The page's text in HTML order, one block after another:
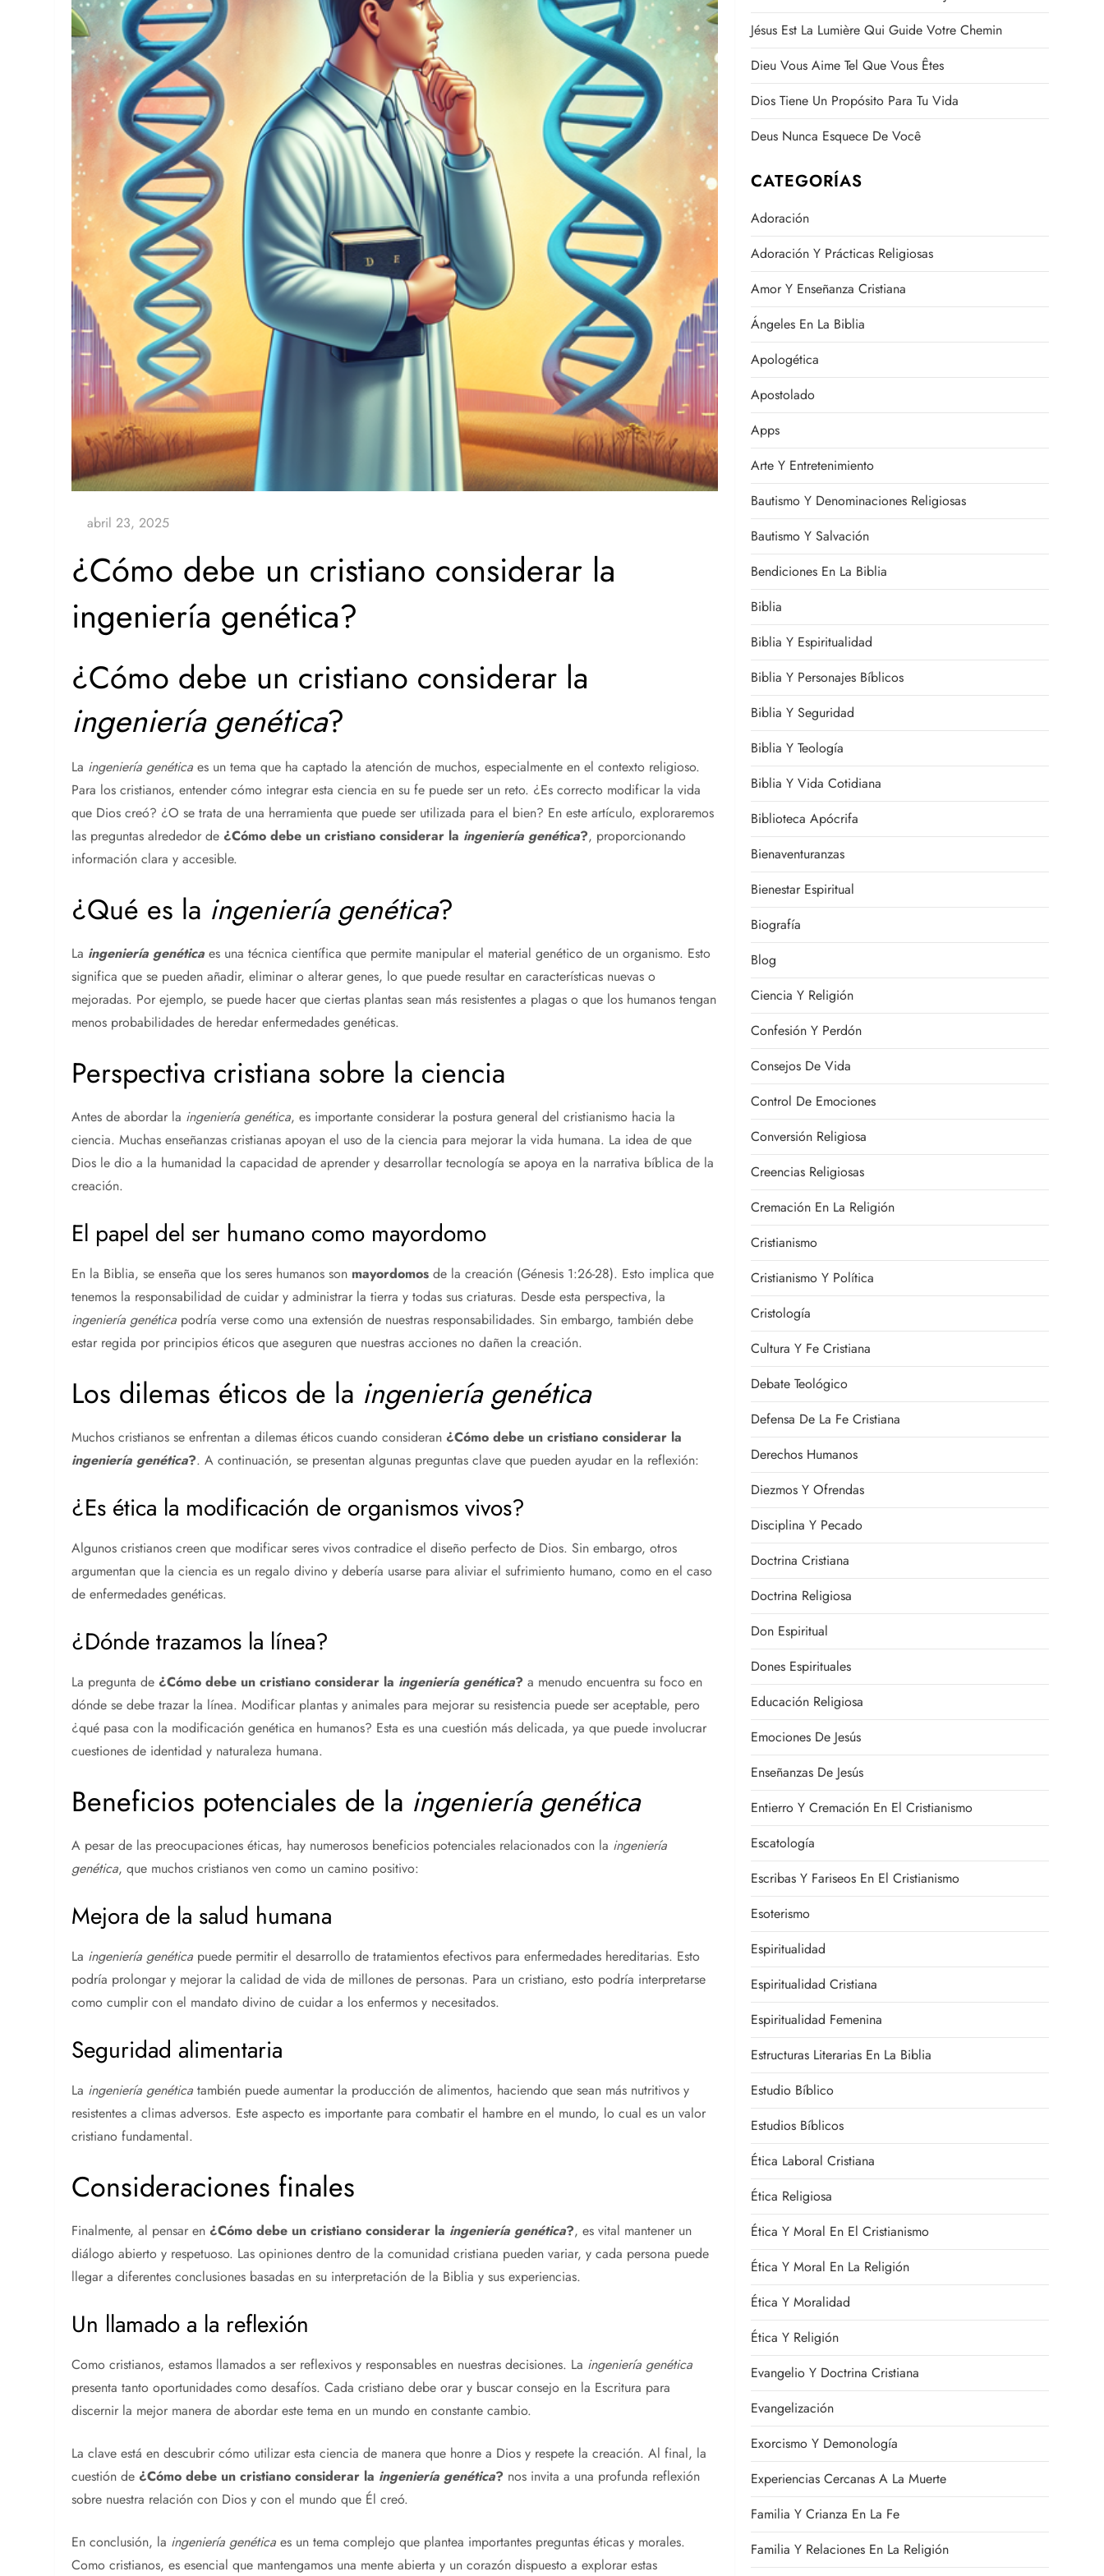
¿Cómo debe un cristiano considerar la
ingeniería genética?
¿Cómo debe un cristiano considerar la
ingeniería genética?
La ingeniería genética es un tema que ha captado la atención de muchos, especialmente en el contexto religioso.
Para los cristianos, entender cómo integrar esta ciencia en su fe puede ser un reto. ¿Es correcto modificar la vida
que Dios creó? ¿O se trata de una herramienta que puede ser utilizada para el bien? En este artículo, exploraremos
las preguntas alrededor de ¿Cómo debe un cristiano considerar la ingeniería genética?, proporcionando
información clara y accesible.
¿Qué es la ingeniería genética?
La ingeniería genética es una técnica científica que permite manipular el material genético de un organismo. Esto
significa que se pueden añadir, eliminar o alterar genes, lo que puede resultar en características nuevas o
mejoradas. Por ejemplo, se puede hacer que ciertas plantas sean más resistentes a plagas o que los humanos tengan
menos probabilidades de heredar enfermedades genéticas.
Perspectiva cristiana sobre la ciencia
Antes de abordar la ingeniería genética, es importante considerar la postura general del cristianismo hacia la
ciencia. Muchas enseñanzas cristianas apoyan el uso de la ciencia para mejorar la vida humana. La idea de que
Dios le dio a la humanidad la capacidad de aprender y desarrollar tecnología se apoya en la narrativa bíblica de la
creación.
El papel del ser humano como mayordomo
En la Biblia, se enseña que los seres humanos son mayordomos de la creación (Génesis 1:26-28). Esto implica que
tenemos la responsabilidad de cuidar y administrar la tierra y todas sus criaturas. Desde esta perspectiva, la
ingeniería genética podría verse como una extensión de nuestras responsabilidades. Sin embargo, también debe
estar regida por principios éticos que aseguren que nuestras acciones no dañen la creación.
Los dilemas éticos de la ingeniería genética
Muchos cristianos se enfrentan a dilemas éticos cuando consideran ¿Cómo debe un cristiano considerar la
ingeniería genética?. A continuación, se presentan algunas preguntas clave que pueden ayudar en la reflexión:
¿Es ética la modificación de organismos vivos?
Algunos cristianos creen que modificar seres vivos contradice el diseño perfecto de Dios. Sin embargo, otros
argumentan que la ciencia es un regalo divino y debería usarse para aliviar el sufrimiento humano, como en el caso
de enfermedades genéticas.
¿Dónde trazamos la línea?
La pregunta de ¿Cómo debe un cristiano considerar la ingeniería genética? a menudo encuentra su foco en
dónde se debe trazar la línea. Modificar plantas y animales para mejorar su resistencia puede ser aceptable, pero
¿qué pasa con la modificación genética en humanos? Esta es una cuestión más delicada, ya que puede involucrar
cuestiones de identidad y naturaleza humana.
Beneficios potenciales de la ingeniería genética
A pesar de las preocupaciones éticas, hay numerosos beneficios potenciales relacionados con la ingeniería
genética, que muchos cristianos ven como un camino positivo:
Mejora de la salud humana
La ingeniería genética puede permitir el desarrollo de tratamientos efectivos para enfermedades hereditarias. Esto
podría prolongar y mejorar la calidad de vida de millones de personas. Para un cristiano, esto podría interpretarse
como cumplir con el mandato divino de cuidar a los enfermos y necesitados.
Seguridad alimentaria
La ingeniería genética también puede aumentar la producción de alimentos, haciendo que sean más nutritivos y
resistentes a climas adversos. Este aspecto es importante para combatir el hambre en el mundo, lo cual es un valor
cristiano fundamental.
Consideraciones finales
Finalmente, al pensar en ¿Cómo debe un cristiano considerar la ingeniería genética?, es vital mantener un
diálogo abierto y respetuoso. Las opiniones dentro de la comunidad cristiana pueden variar, y cada persona puede
llegar a diferentes conclusiones basadas en su interpretación de la Biblia y sus experiencias.
Un llamado a la reflexión
Como cristianos, estamos llamados a ser reflexivos y responsables en nuestras decisiones. La ingeniería genética
presenta tanto oportunidades como desafíos. Cada cristiano debe orar y buscar consejo en la Escritura para
discernir la mejor manera de abordar este tema en un mundo en constante cambio.
La clave está en descubrir cómo utilizar esta ciencia de manera que honre a Dios y respete la creación. Al final, la
cuestión de ¿Cómo debe un cristiano considerar la ingeniería genética? nos invita a una profunda reflexión
sobre nuestra relación con Dios y con el mundo que Él creó.
En conclusión, la ingeniería genética es un tema complejo que plantea importantes preguntas éticas y morales.
Como cristianos, es esencial que mantengamos una mente abierta y un corazón dispuesto a explorar estas
Jésus Est La Lumière Qui Guide Votre Chemin
Dieu Vous Aime Tel Que Vous Êtes
Dios Tiene Un Propósito Para Tu Vida
Deus Nunca Esquece De Você
CATEGORÍAS
Adoración
Adoración Y Prácticas Religiosas
Amor Y Enseñanza Cristiana
Ángeles En La Biblia
Apologética
Apostolado
Apps
Arte Y Entretenimiento
Bautismo Y Denominaciones Religiosas
Bautismo Y Salvación
Bendiciones En La Biblia
Biblia
Biblia Y Espiritualidad
Biblia Y Personajes Bíblicos
Biblia Y Seguridad
Biblia Y Teología
Biblia Y Vida Cotidiana
Biblioteca Apócrifa
Bienaventuranzas
Bienestar Espiritual
Biografía
Blog
Ciencia Y Religión
Confesión Y Perdón
Consejos De Vida
Control De Emociones
Conversión Religiosa
Creencias Religiosas
Cremación En La Religión
Cristianismo
Cristianismo Y Política
Cristología
Cultura Y Fe Cristiana
Debate Teológico
Defensa De La Fe Cristiana
Derechos Humanos
Diezmos Y Ofrendas
Disciplina Y Pecado
Doctrina Cristiana
Doctrina Religiosa
Don Espiritual
Dones Espirituales
Educación Religiosa
Emociones De Jesús
Enseñanzas De Jesús
Entierro Y Cremación En El Cristianismo
Escatología
Escribas Y Fariseos En El Cristianismo
Esoterismo
Espiritualidad
Espiritualidad Cristiana
Espiritualidad Femenina
Estructuras Literarias En La Biblia
Estudio Bíblico
Estudios Bíblicos
Ética Laboral Cristiana
Ética Religiosa
Ética Y Moral En El Cristianismo
Ética Y Moral En La Religión
Ética Y Moralidad
Ética Y Religión
Evangelio Y Doctrina Cristiana
Evangelización
Exorcismo Y Demonología
Experiencias Cercanas A La Muerte
Familia Y Crianza En La Fe
Familia Y Relaciones En La Religión